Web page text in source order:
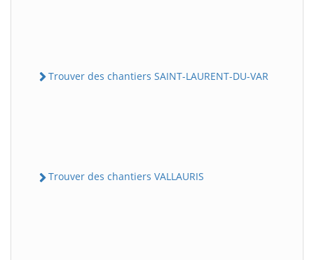
Trouver des chantiers SAINT-LAURENT-DU-VAR
Trouver des chantiers VALLAURIS